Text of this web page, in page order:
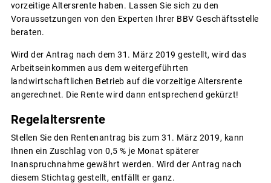
vorzeitige Altersrente haben. Lassen Sie sich zu den
Voraussetzungen von den Experten Ihrer BBV Geschäftsstelle
beraten.
Wird der Antrag nach dem 31. März 2019 gestellt, wird das
Arbeitseinkommen aus dem weitergeführten
landwirtschaftlichen Betrieb auf die vorzeitige Altersrente
angerechnet. Die Rente wird dann entsprechend gekürzt!
Regelaltersrente
Stellen Sie den Rentenantrag bis zum 31. März 2019, kann
Ihnen ein Zuschlag von 0,5 % je Monat späterer
Inanspruchnahme gewährt werden. Wird der Antrag nach
diesem Stichtag gestellt, entfällt er ganz.